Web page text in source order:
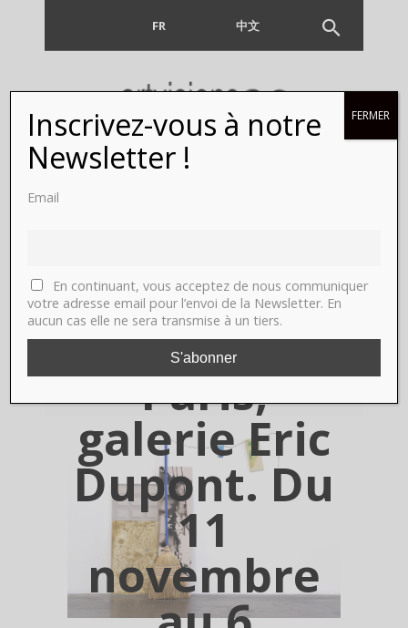
FR 中文
CARLOS
peintures
et dessins.
Paris,
galerie Eric
Dupont. Du
11
novembre
Inscrivez-vous à notre
Newsletter !
Email
En continuant, vous acceptez de nous communiquer
votre adresse email pour l’envoi de la Newsletter. En
aucun cas elle ne sera transmise à un tiers.
FERMER